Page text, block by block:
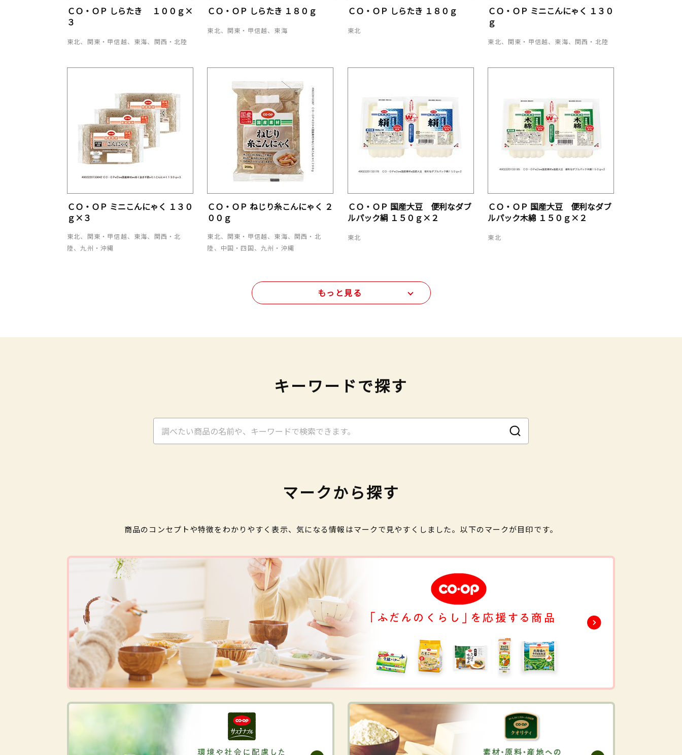
ＣＯ・ＯＰ しらたき １００ｇ×
３
東北、関東・甲信越、東海、関西・北陸
ＣＯ・ＯＰ しらたき １８０ｇ
東北、関東・甲信越、東海
ＣＯ・ＯＰ しらたき １８０ｇ
東北
ＣＯ・ＯＰ ミニこんにゃく １３０
ｇ
東北、関東・甲信越、東海、関西・北陸
ＣＯ・ＯＰ ミニこんにゃく １３０
ｇ×３
東北、関東・甲信越、東海、関西・北
陸、九州・沖縄
ＣＯ・ＯＰ ねじり糸こんにゃく ２
００ｇ
東北、関東・甲信越、東海、関西・北
陸、中国・四国、九州・沖縄
ＣＯ・ＯＰ 国産大豆 便利なダブ
ルパック絹 １５０ｇ×２
東北
ＣＯ・ＯＰ 国産大豆 便利なダブ
ルパック木綿 １５０ｇ×２
東北
もっと見る
キーワードで探す
マークから探す
商品のコンセプトや特徴をわかりやすく表示、気になる情報はマークで見やすくしました。以下のマークが目印です。